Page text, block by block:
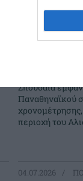
Σπουδαία
Παναθηναϊκού
περιοχή του
04.07.2026